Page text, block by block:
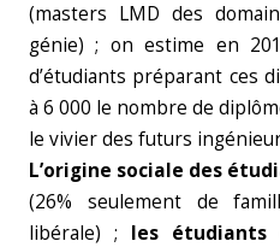
(masters LMD des
génie) ; on estime en
d’étudiants préparant ces
à 6 000 le nombre de
le vivier des futurs
L’origine sociale des
(26% seulement de
libérale) ; les étudiants